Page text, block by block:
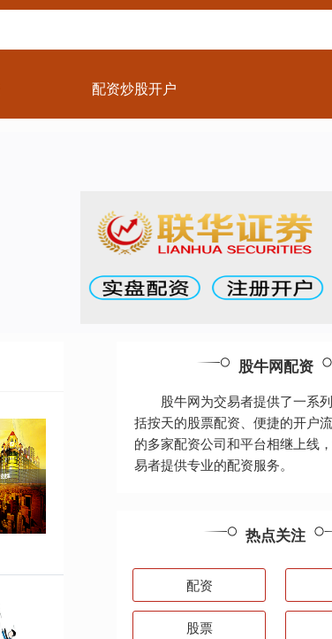
配资炒股开户
股牛网配资
股牛网为交易者提供了一系
括按天的股票配资、便捷的开户
的多家配资公司和平台相继上线
易者提供专业的配资服务。
热点关注
配资
股票